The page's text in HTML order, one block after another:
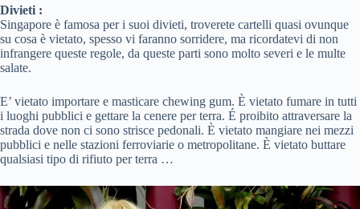
Divieti :
Singapore è famosa per i suoi divieti, troverete cartelli quasi ovunque
su cosa è vietato, spesso vi faranno sorridere, ma ricordatevi di non
infrangere queste regole, da queste parti sono molto severi e le multe
salate.
E’ vietato importare e masticare chewing gum. È vietato fumare in tutti
i luoghi pubblici e gettare la cenere per terra. É proibito attraversare la
strada dove non ci sono strisce pedonali. È vietato mangiare nei mezzi
pubblici e nelle stazioni ferroviarie o metropolitane. È vietato buttare
qualsiasi tipo di rifiuto per terra …